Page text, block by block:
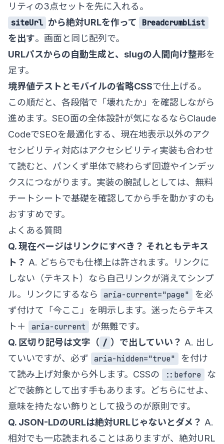
リティの3点セットを先に入れる。
siteUrl から絶対URLを作って
BreadcrumbList
を出す。画面と同じ配列で。
URLパスからの自動生成と、slugの人間向け整形を
足す。
境界値テストとモバイルの省略CSSで仕上げる。
この順だと、各段階で「壊れたか」を確認しながら
進めます。SEO面の全体設計が気になるならClaude
CodeでSEOを最適化する、現在地表示以外のアク
セシビリティ対応はアクセシビリティ実装も合わせ
て読むと、パンくず単体で終わらず回遊やインデッ
クスにつながります。実装の腕試しとしては、 無料
チートシートで基礎を確認してから手を動かすのも
おすすめです。
よくある質問
Q. 現在ページはリンクにすべき？ それともテキス
ト？ A. どちらでも仕様上は許されます。リンクに
しない（テキスト）なら自己リンクが消えてシンプ
ル。リンクにするなら
aria-current="page"
を必
ず付けて「今ここ」を明示します。迷ったらテキス
ト＋
aria-current
が無難です。
Q. 区切り記号は文字（ / ）で出していい？ A. 出し
ていいですが、必ず aria-hidden="true"
を付け
て読み上げ対象から外します。CSSの
::before
な
どで装飾として出す手もあります。どちらにせよ、
意味を持たない飾りとして扱うのが原則です。
Q. JSON-LDのURLは絶対URLじゃないとダメ？ A.
相対でも一応読まれることはありますが、絶対URL